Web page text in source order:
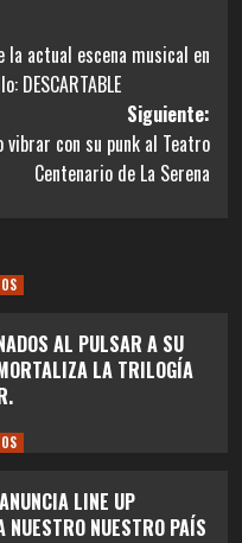
la actual escena musical en
DESCARTABLE
Siguiente:
vibrar con su punk al Teatro
Centenario de La Serena
AL PULSAR A SU
LA TRILOGÍA
LINE UP
NUESTRO NUESTRO PAÍS